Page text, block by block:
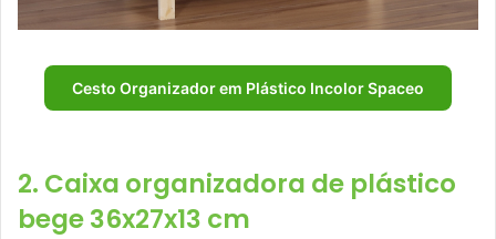
Cesto Organizador em Plástico Incolor Spaceo
2. Caixa organizadora de plástico
bege 36x27x13 cm